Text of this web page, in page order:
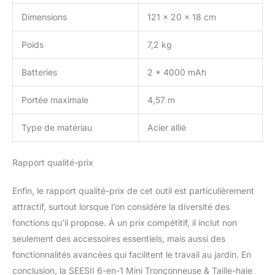
moteurs brushless
SEESII et du secateur
augmentent la
performance et la
longévité des appareils
par rapport aux moteurs
traditionnels, vous
apportant un soutien
et Facile à Utiliser : La
tronconneuse electrique
de 6 pouces avec
batterie est équipée d’un
verrouillage de sécurité
pour éviter tout
démarrage accidentel,
Dimensions 121 x 20 x 18 cm
Poids 7,2 kg
Batteries 2 * 4000 mAh
Portée maximale 4,57 m
Type de matériau Acier allié
Rapport qualité-prix
Enfin, le rapport qualité-prix de cet outil est particulièrement
attractif, surtout lorsque l’on considère la diversité des
fonctions qu’il propose. À un prix compétitif, il inclut non
seulement des accessoires essentiels, mais aussi des
fonctionnalités avancées qui facilitent le travail au jardin. En
conclusion, la SEESII 6-en-1 Mini Tronçonneuse & Taille-haie